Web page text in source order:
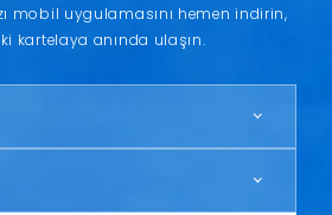
mobil uygulamasını hemen indirin,
kartelaya anında ulaşın.